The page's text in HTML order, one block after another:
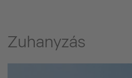
Zuhanyzás